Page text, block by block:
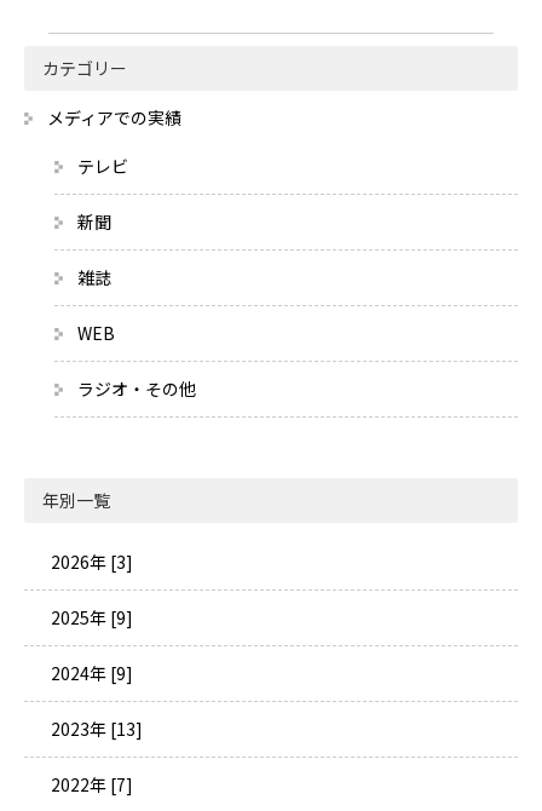
カテゴリー
メディアでの実績
テレビ
新聞
雑誌
WEB
ラジオ・その他
年別一覧
2026年 [3]
2025年 [9]
2024年 [9]
2023年 [13]
2022年 [7]